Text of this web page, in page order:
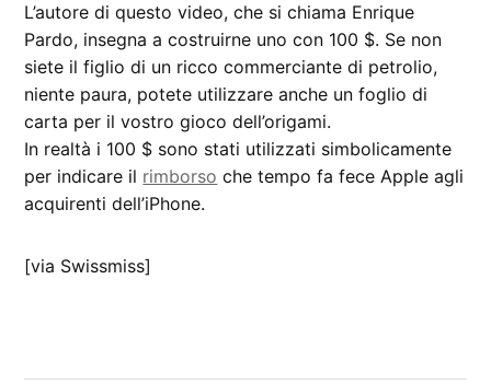
L’autore di questo video, che si chiama Enrique
Pardo, insegna a costruirne uno con 100 $. Se non
siete il figlio di un ricco commerciante di petrolio,
niente paura, potete utilizzare anche un foglio di
carta per il vostro gioco dell’origami.
In realtà i 100 $ sono stati utilizzati simbolicamente
per indicare il rimborso che tempo fa fece Apple agli
acquirenti dell’iPhone.
[via Swissmiss]